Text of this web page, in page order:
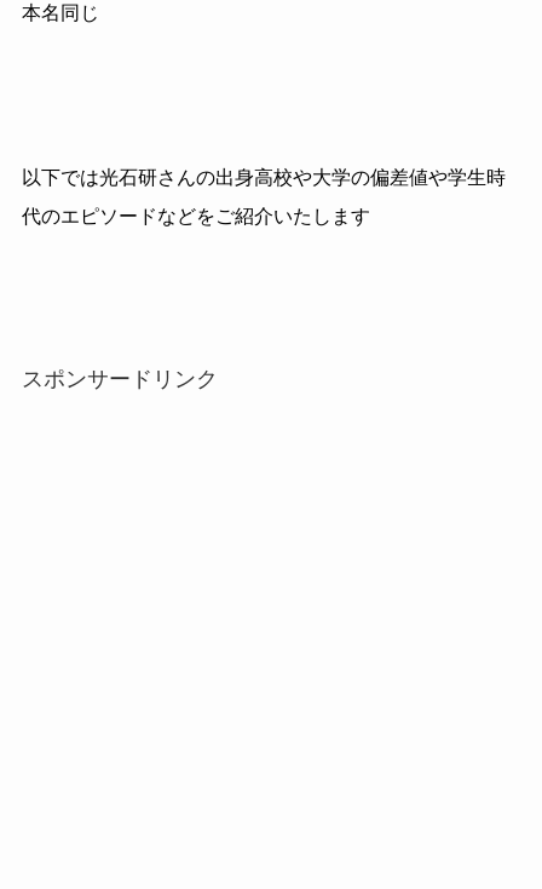
本名同じ
以下では光石研さんの出身高校や大学の偏差値や学生時
代のエピソードなどをご紹介いたします
スポンサードリンク